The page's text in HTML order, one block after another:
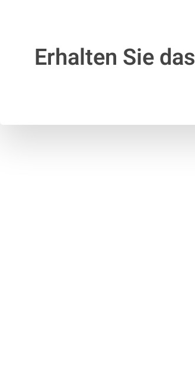
Erhalten Sie das